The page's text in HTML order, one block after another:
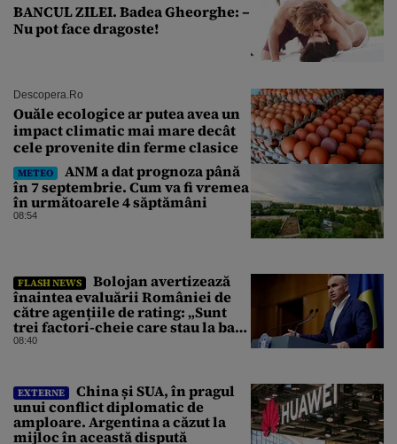
BANCUL ZILEI. Badea Gheorghe: –
Nu pot face dragoste!
Descopera.ro
Ouăle ecologice ar putea avea un
impact climatic mai mare decât
cele provenite din ferme clasice
METEO
ANM a dat prognoza până
în 7 septembrie. Cum va fi vremea
în următoarele 4 săptămâni
08:54
FLASH NEWS
Bolojan avertizează
înaintea evaluării României de
către agențiile de rating: „Sunt
trei factori-cheie care stau la baza
acestor evaluări”
08:40
EXTERNE
China și SUA, în pragul
unui conflict diplomatic de
amploare. Argentina a căzut la
mijloc în această dispută